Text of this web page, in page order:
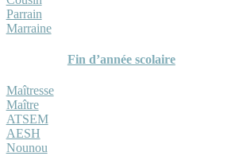
Parrain
Marraine
Fin d’année scolaire
Maîtresse
Maître
ATSEM
AESH
Nounou